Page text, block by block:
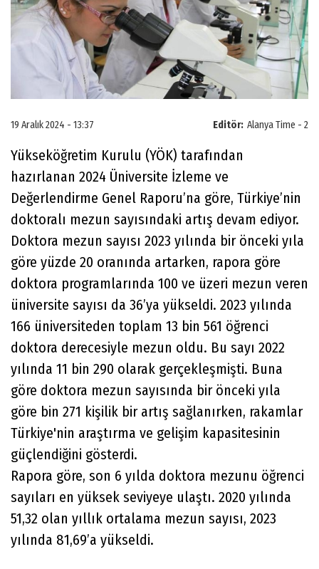
Editör: Alanya Time - 2
19 Aralık 2024 - 13:37
Yükseköğretim Kurulu (YÖK) tarafından
hazırlanan 2024 Üniversite İzleme ve
Değerlendirme Genel Raporu’na göre, Türkiye’nin
doktoralı mezun sayısındaki artış devam ediyor.
Doktora mezun sayısı 2023 yılında bir önceki yıla
göre yüzde 20 oranında artarken, rapora göre
doktora programlarında 100 ve üzeri mezun veren
üniversite sayısı da 36’ya yükseldi. 2023 yılında
166 üniversiteden toplam 13 bin 561 öğrenci
doktora derecesiyle mezun oldu. Bu sayı 2022
yılında 11 bin 290 olarak gerçekleşmişti. Buna
göre doktora mezun sayısında bir önceki yıla
göre bin 271 kişilik bir artış sağlanırken, rakamlar
Türkiye'nin araştırma ve gelişim kapasitesinin
güçlendiğini gösterdi.
Rapora göre, son 6 yılda doktora mezunu öğrenci
sayıları en yüksek seviyeye ulaştı. 2020 yılında
51,32 olan yıllık ortalama mezun sayısı, 2023
yılında 81,69’a yükseldi.